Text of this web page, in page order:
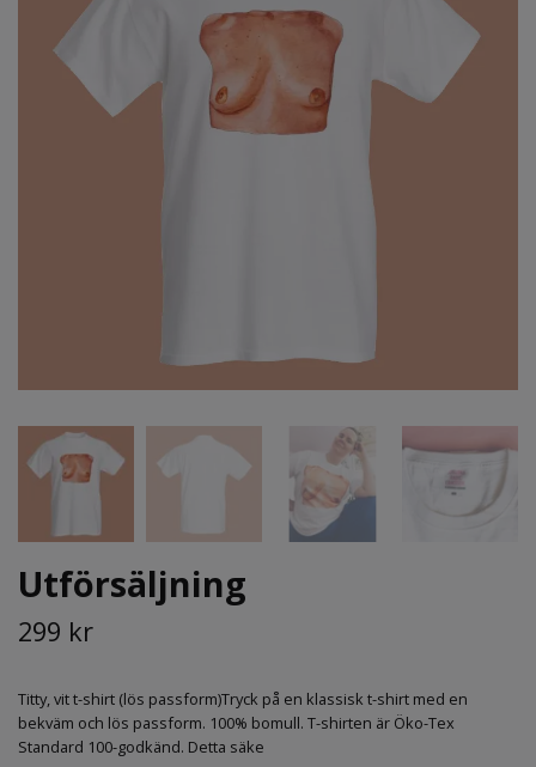
Utförsäljning
299 kr
Titty, vit t-shirt (lös passform)Tryck på en klassisk t-shirt med en
bekväm och lös passform. 100% bomull. T-shirten är Öko-Tex
Standard 100-godkänd. Detta säke